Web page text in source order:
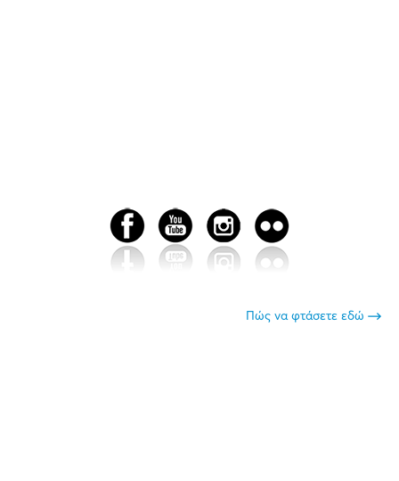
Πώς να φτάσετε εδώ